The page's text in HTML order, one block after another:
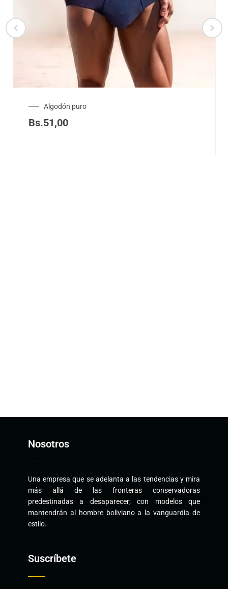
Algodón puro
Bs.51,00
Nosotros
Una empresa que se adelanta a las tendencias y mira
más allá de las fronteras conservadoras
predestinadas a desaparecer; con modelos que
mantendrán al hombre boliviano a la vanguardia de
estilo.
Suscríbete